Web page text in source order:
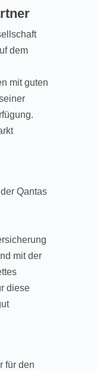
dem
mit guten
Qantas
mit der
diese
für den